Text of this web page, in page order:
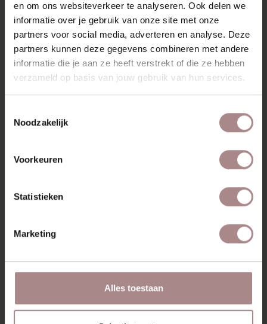
en om ons websiteverkeer te analyseren. Ook delen we
informatie over je gebruik van onze site met onze
partners voor social media, adverteren en analyse. Deze
partners kunnen deze gegevens combineren met andere
informatie die je aan ze heeft verstrekt of die ze hebben
verzameld op basis van jouw gebruik van hun services.
Noodzakelijk
Voorkeuren
Statistieken
Marketing
Alles toestaan
VERPAKKING & MONTAGE
STOFSTALEN BESTELLEN
AFMETINGEN & STOFFEN
ZAKELIJK
RECENT BEKEKEN
ENYA WHITEWASH